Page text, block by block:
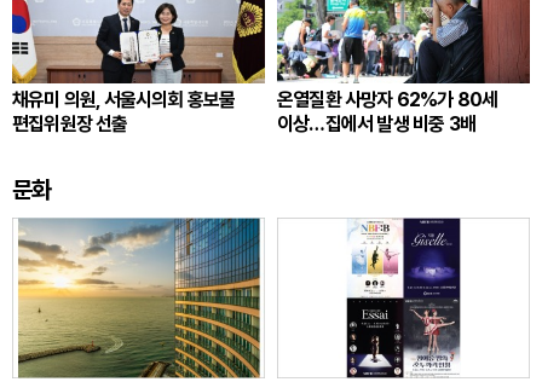
채유미 의원, 서울시의회 홍보물
편집위원장 선출
온열질환 사망자 62%가 80세
이상…집에서 발생 비중 3배
문화